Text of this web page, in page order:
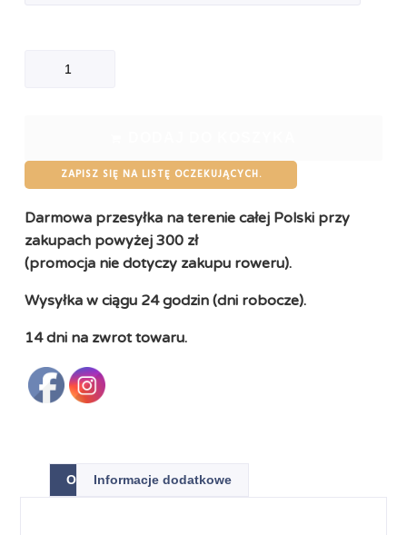
ZAPISZ SIĘ NA LISTĘ OCZEKUJĄCYCH.
Darmowa przesyłka na terenie całej Polski przy
zakupach powyżej 300 zł
(promocja nie dotyczy zakupu roweru).
Wysyłka w ciągu 24 godzin (dni robocze).
14 dni na zwrot towaru.
OpisInformacje dodatkowe